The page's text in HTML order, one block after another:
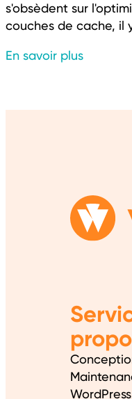
s'obsèdent sur
couches de cache, il
En savoir plus
WordPress